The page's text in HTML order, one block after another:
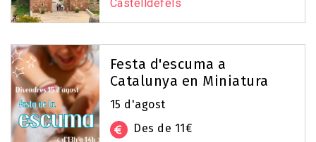
Castelldefels
Festa d'escuma a
Catalunya en Miniatura
15 d'agost
Des de 11€